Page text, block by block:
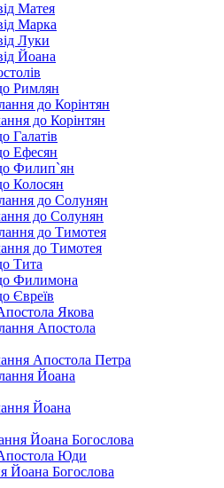
Матея
Марка
Луки
Йоана
Римлян
до Корінтян
до Корінтян
Галатів
Ефесян
Филип`ян
Колосян
до Солунян
до Солунян
до Тимотея
до Тимотея
Тита
Филимона
Євреїв
Якова
Апостола
Апостола Петра
Йоана
Йоана
Йоана Богослова
Юди
Йоана Богослова